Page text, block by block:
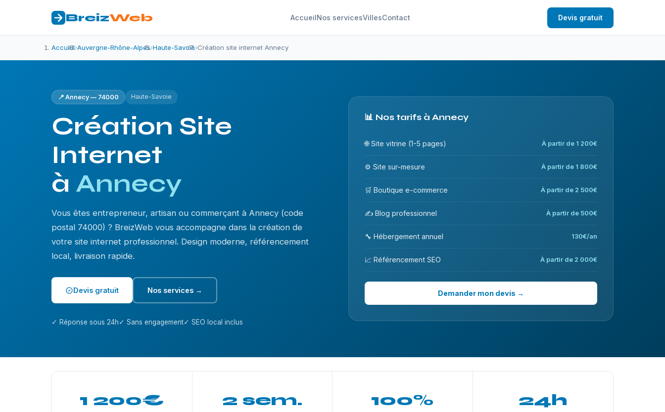
BreizWeb AccueilNos servicesVillesContact Devis gratuit
Accueil›Auvergne-Rhône-Alpes›Haute-Savoie›Création site internet Annecy
📍 Annecy — 74000 Haute-Savoie
Création Site
Internet
à Annecy
Vous êtes entrepreneur, artisan ou commerçant à Annecy (code
postal 74000) ? BreizWeb vous accompagne dans la création de
votre site internet professionnel. Design moderne, référencement
local, livraison rapide.
Devis gratuit Nos services →
✓ Réponse sous 24h✓ Sans engagement✓ SEO local inclus
📊 Nos tarifs à Annecy
🌐 Site vitrine (1-5 pages) À partir de 1 200€
⚙️ Site sur-mesure À partir de 1 800€
🛒 Boutique e-commerce À partir de 2 500€
✍️ Blog professionnel À partir de 500€
🔧 Hébergement annuel 130€/an
📈 Référencement SEO À partir de 2 000€
Demander mon devis →
1 200€ 2 sem. 100% 24h